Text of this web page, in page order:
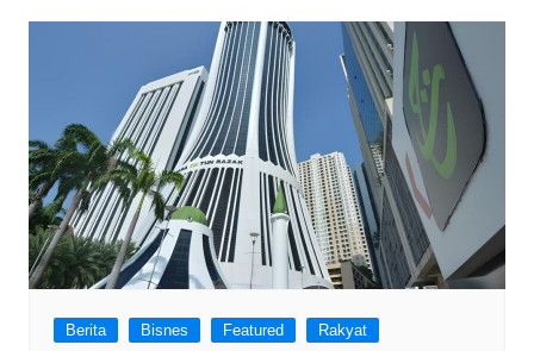
Berita Bisnes Featured Rakyat